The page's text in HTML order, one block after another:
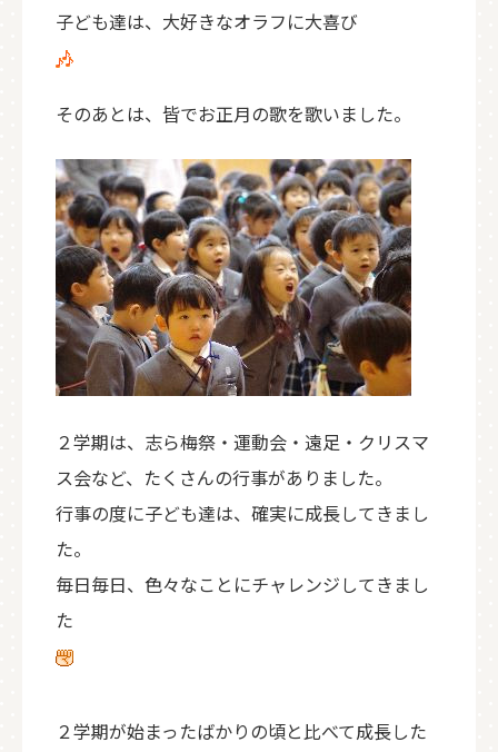
子ども達は、大好きなオラフに大喜び
そのあとは、皆でお正月の歌を歌いました。
２学期は、志ら梅祭・運動会・遠足・クリスマ
ス会など、たくさんの行事がありました。
行事の度に子ども達は、確実に成長してきまし
た。
毎日毎日、色々なことにチャレンジしてきまし
た
２学期が始まったばかりの頃と比べて成長した